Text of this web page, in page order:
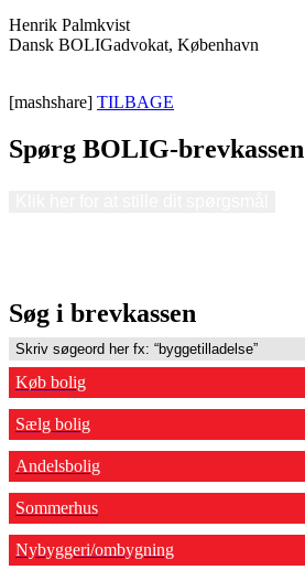
Henrik Palmkvist
Dansk BOLIGadvokat, København
[mashshare] TILBAGE
Spørg BOLIG-brevkassen
Søg i brevkassen
Køb bolig
Sælg bolig
Andelsbolig
Sommerhus
Nybyggeri/ombygning